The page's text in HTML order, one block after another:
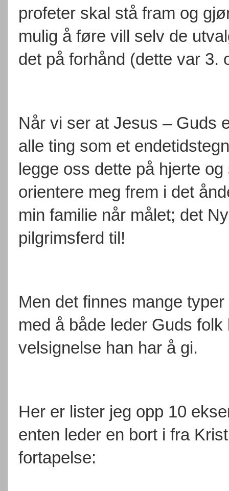
profeter skal stå fram og
mulig å føre vill selv de
det på forhånd (dette var 3.
Når vi ser at Jesus – Guds
alle ting som et
legge oss dette på hjerte
orientere meg frem i det
min familie når målet; det
pilgrimsferd til!
Men det finnes mange
med å både leder Guds
velsignelse han har å gi.
Her er lister jeg opp 10
enten leder en bort i fra
fortapelse: